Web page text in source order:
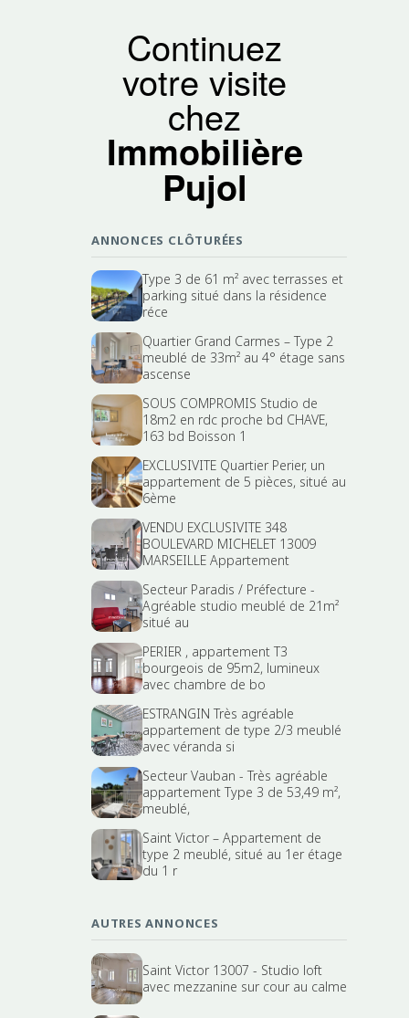
Continuez
votre visite
chez
Immobilière
Pujol
ANNONCES CLÔTURÉES
Type 3 de 61 m² avec terrasses et
parking situé dans la résidence
réce
Quartier Grand Carmes – Type 2
meublé de 33m² au 4° étage sans
ascense
SOUS COMPROMIS Studio de
18m2 en rdc proche bd CHAVE,
163 bd Boisson 1
EXCLUSIVITE Quartier Perier, un
appartement de 5 pièces, situé au
6ème
VENDU EXCLUSIVITE 348
BOULEVARD MICHELET 13009
MARSEILLE Appartement
Secteur Paradis / Préfecture -
Agréable studio meublé de 21m²
situé au
PERIER , appartement T3
bourgeois de 95m2, lumineux
avec chambre de bo
ESTRANGIN Très agréable
appartement de type 2/3 meublé
avec véranda si
Secteur Vauban - Très agréable
appartement Type 3 de 53,49 m²,
meublé,
Saint Victor – Appartement de
type 2 meublé, situé au 1er étage
du 1 r
AUTRES ANNONCES
Saint Victor 13007 - Studio loft
avec mezzanine sur cour au calme